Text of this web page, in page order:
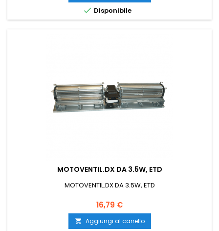
 Disponibile
MOTOVENTIL.DX DA 3.5W, ETD
MOTOVENTIL.DX DA 3.5W, ETD
Prezzo
16,79 €
 Aggiungi al carrello